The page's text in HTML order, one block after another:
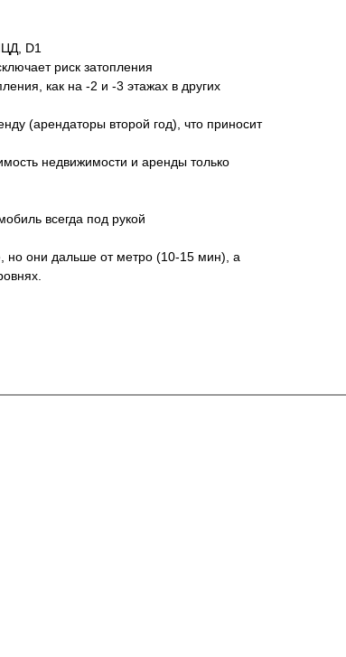
D1
риск затопления
как на -2 и -3 этажах в других
(арендаторы второй год), что приносит
недвижимости и аренды только
всегда под рукой
но они дальше от метро (10-15 мин), а